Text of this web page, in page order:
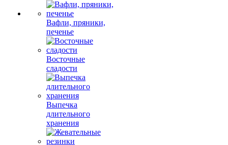
Вафли, пряники,
печенье
Восточные
сладости
Выпечка
длительного
хранения